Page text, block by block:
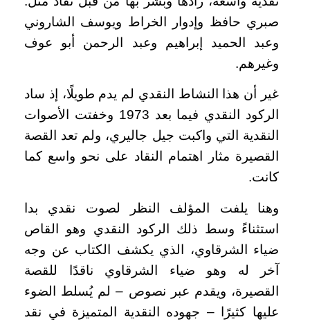
صبري حافظ وإدوار الخراط ويوسف الشاروني
وعبد الحميد إبراهيم وعبد الرحمن أبو عوف
وغيرهم.
غير أن هذا النشاط النقدي لم يدم طويلًا، إذ ساد
الركود النقدي فيما بعد 1973 وخفتت الأصوات
النقدية التي واكبت جيل جاليري، ولم تعد القصة
القصيرة مثار اهتمام النقاد على نحو واسع كما
كانت.
وهنا يلفت المؤلف النظر لصوت نقدي بدا
استثناءً وسط ذلك الركود النقدي وهو القاص
ضياء الشرقاوي، الذي يكشف الكتاب عن وجه
آخر له وهو ضياء الشرقاوي ناقدًا للقصة
القصيرة، ويقدم عبر نصوص – لم يُسلط الضوء
عليها كثيرًا – جهوده النقدية المتميزة في نقد